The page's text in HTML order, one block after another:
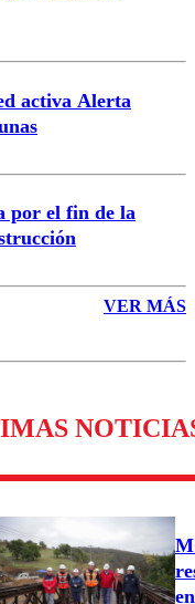
activa Alerta
por el fin de la
VER MÁS